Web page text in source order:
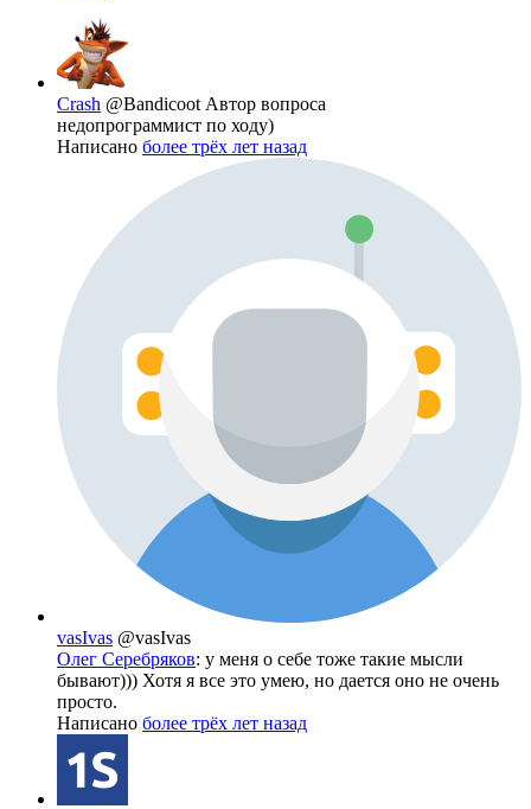
Crash @Bandicoot Автор вопроса
недопрограммист по ходу)
Написано более трёх лет назад
vasIvas @vasIvas
Олег Серебряков: у меня о себе тоже такие мысли
бывают))) Хотя я все это умею, но дается оно не очень
просто.
Написано более трёх лет назад